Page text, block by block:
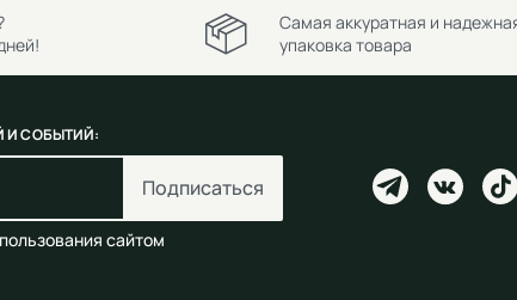
Самая аккуратная и
упаковка товара
И СОБЫТИЙ:
Подписаться
сайтом